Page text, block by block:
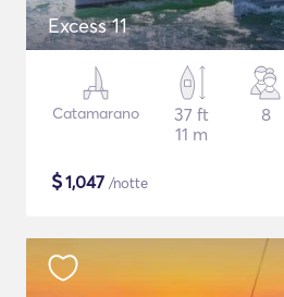
Excess 11
Catamarano
37 ft
11 m
8
$1,047 /notte